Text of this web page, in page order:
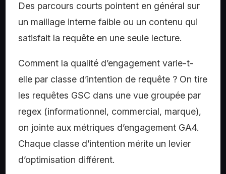
Des parcours courts pointent en général sur
un maillage interne faible ou un contenu qui
satisfait la requête en une seule lecture.
Comment la qualité d’engagement varie-t-
elle par classe d’intention de requête ? On tire
les requêtes GSC dans une vue groupée par
regex (informationnel, commercial, marque),
on jointe aux métriques d’engagement GA4.
Chaque classe d’intention mérite un levier
d’optimisation différent.